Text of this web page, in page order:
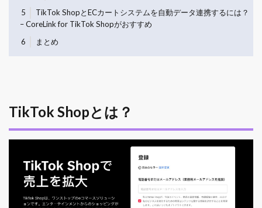
5
TikTok ShopとECカートシステムを自動データ連携するには？
– CoreLink for TikTok Shopがおすすめ
6
まとめ
TikTok Shopとは？